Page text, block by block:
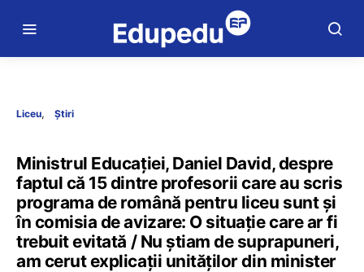
Liceu Știri
Ministrul Educației, Daniel David, despre
faptul că 15 dintre profesorii care au scris
programa de română pentru liceu sunt și
în comisia de avizare: O situație care ar fi
trebuit evitată / Nu știam de suprapuneri,
am cerut explicații unităților din minister